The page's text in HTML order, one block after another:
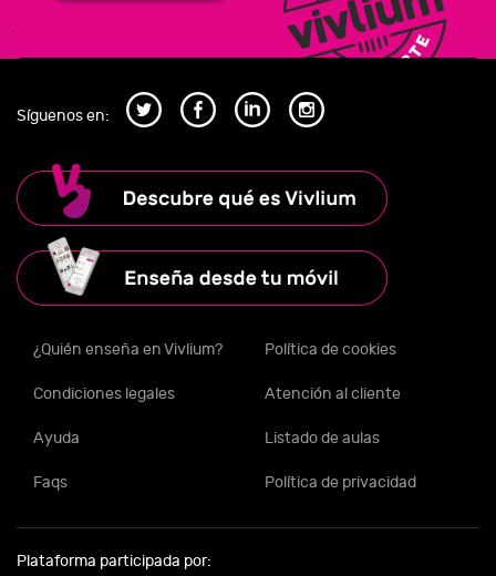
Síguenos en:
¿Quién enseña en Vivlium? Política de cookies
Condiciones legales Atención al cliente
Ayuda Listado de aulas
Faqs Política de privacidad
Plataforma participada por: